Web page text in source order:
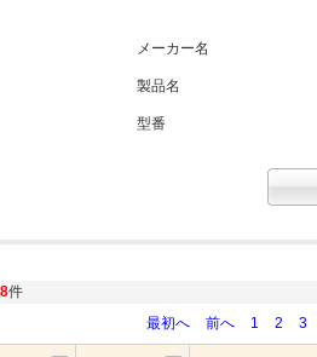
メーカー名
製品名
型番
件
最初へ
前へ 1 2 3